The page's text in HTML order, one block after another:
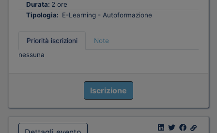
Durata: 2 ore
Tipologia: E-Learning - Autoformazione
Priorità iscrizioni
Note
nessuna
Iscrizione